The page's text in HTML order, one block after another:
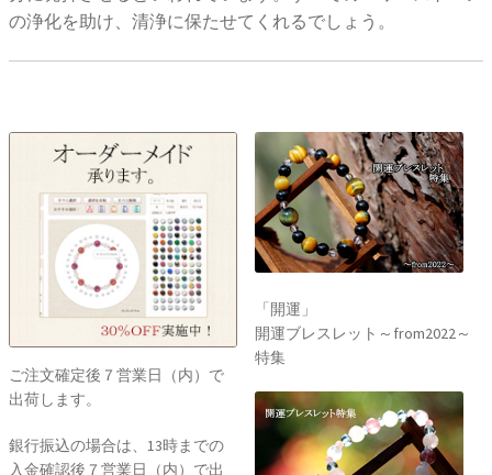
の浄化を助け、清浄に保たせてくれるでしょう。
ご注文確定後７営業日（内）で
出荷します。
銀行振込の場合は、13時までの
入金確認後７営業日（内）で出
「開運」
開運ブレスレット～from2022～
特集